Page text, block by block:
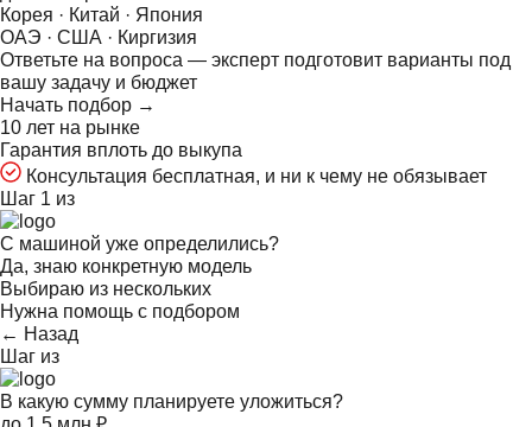
Корея · Китай · Япония
ОАЭ · США · Киргизия
Ответьте на вопроса — эксперт подготовит варианты под
вашу задачу и бюджет
Начать подбор →
10 лет на рынке
Гарантия вплоть до выкупа
Консультация бесплатная, и ни к чему не обязывает
Шаг 1 из
С машиной уже определились?
Да, знаю конкретную модель
Выбираю из нескольких
Нужна помощь с подбором
← Назад
Шаг из
В какую сумму планируете уложиться?